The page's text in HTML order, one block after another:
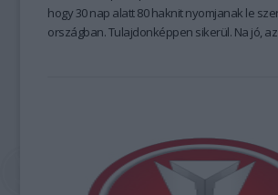
hogy 30 nap alatt 80 haknit nyomjanak le
országban. Tulajdonképpen sikerül. Na jó,